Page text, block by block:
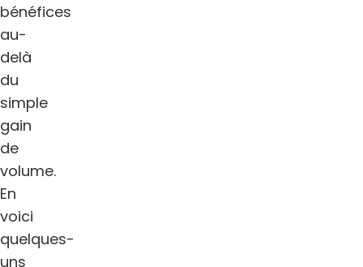
bénéfices
au-
delà
du
simple
gain
de
volume.
En
voici
quelques-
uns